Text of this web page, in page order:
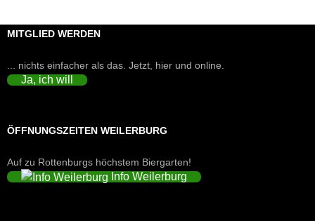
MITGLIED WERDEN
... nichts einfacher als das. Jetzt, hier und online.
Ja, ich will
ÖFFNUNGSZEITEN WEILERBURG
Auf zu Rottenburgs höchstem Biergarten!
Info Weilerburg